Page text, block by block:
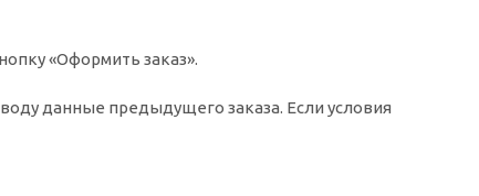
«Оформить заказ».
данные предыдущего заказа. Если условия